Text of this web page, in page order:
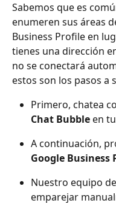
Sabemos que es
enumeren sus áreas
Business Profile en
tienes una dirección
no se conectará
estos son los pasos a
Primero, chatea
Chat Bubble en
A continuación,
Google Business
Nuestro equipo
emparejar